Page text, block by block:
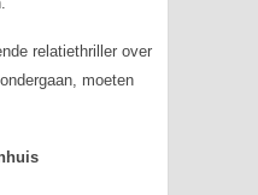
relatiethriller over
moeten